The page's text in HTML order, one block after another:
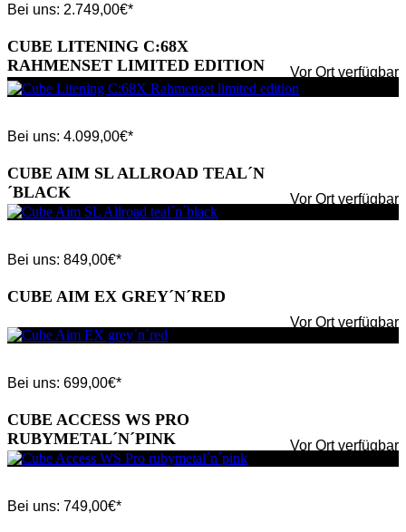
Bei uns: 2.749,00€*
Vor Ort verfügbar
CUBE LITENING C:68X
RAHMENSET LIMITED EDITION
Bei uns: 4.099,00€*
Vor Ort verfügbar
CUBE AIM SL ALLROAD TEAL´N
´BLACK
Bei uns: 849,00€*
Vor Ort verfügbar
CUBE AIM EX GREY´N´RED
Bei uns: 699,00€*
Vor Ort verfügbar
CUBE ACCESS WS PRO
RUBYMETAL´N´PINK
Bei uns: 749,00€*